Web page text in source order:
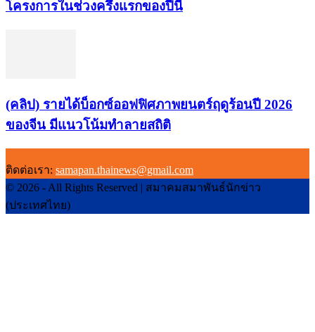
โครงการในช่วงครึ่งแรกของปีนี้
(คลิป) รายได้บ็อกซ์ออฟฟิศภาพยนตร์ฤดูร้อนปี 2026
ของจีน มีแนวโน้มทำลายสถิติ
ติดต่อเรา: samapan.thainews@gmail.com
© 2026 - All Rights Reserved | สมาคมสมาพันธ์นักข่าว
(ประเทศไทย)